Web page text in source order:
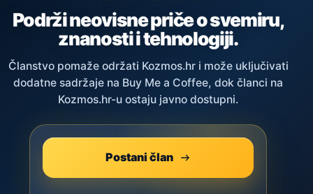
Podrži neovisne priče o svemiru,
znanosti i tehnologiji.
Članstvo pomaže održati Kozmos.hr i može uključivati
dodatne sadržaje na Buy Me a Coffee, dok članci na
Kozmos.hr-u ostaju javno dostupni.
Postani član